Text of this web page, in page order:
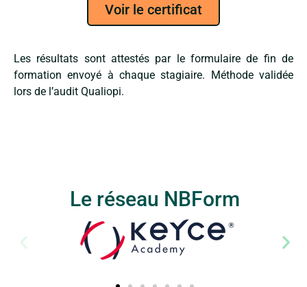
Voir le certificat
Les résultats sont attestés par le formulaire de fin de
formation envoyé à chaque stagiaire. Méthode validée
lors de l’audit Qualiopi.
Le réseau NBForm